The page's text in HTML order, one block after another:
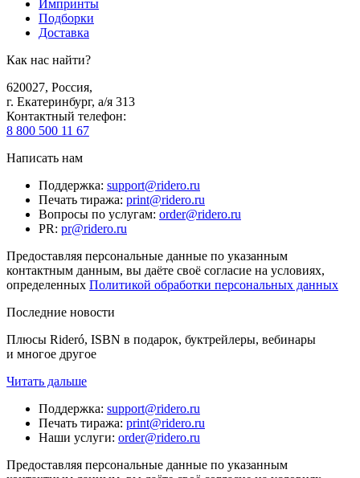
Импринты
Подборки
Доставка
Как нас найти?
620027, Россия,
г. Екатеринбург, а/я 313
Контактный телефон:
8 800 500 11 67
Написать нам
Поддержка: support@ridero.ru
Печать тиража: print@ridero.ru
Вопросы по услугам: order@ridero.ru
PR: pr@ridero.ru
Предоставляя персональные данные по указанным
контактным данным, вы даёте своё согласие на условиях,
определенных Политикой обработки персональных данных
Последние новости
Плюсы Rideró, ISBN в подарок, буктрейлеры, вебинары
и многое другое
Читать дальше
Поддержка: support@ridero.ru
Печать тиража: print@ridero.ru
Наши услуги: order@ridero.ru
Предоставляя персональные данные по указанным